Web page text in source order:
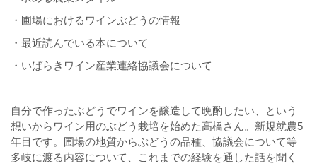
・圃場におけるワインぶどうの情報
・最近読んでいる本について
・いばらきワイン産業連絡協議会について
自分で作ったぶどうでワインを醸造して晩酌したい、という
想いからワイン用のぶどう栽培を始めた高橋さん。新規就農5
年目です。圃場の地質からぶどうの品種、協議会について等
多岐に渡る内容について、これまでの経験を通した話を聞く